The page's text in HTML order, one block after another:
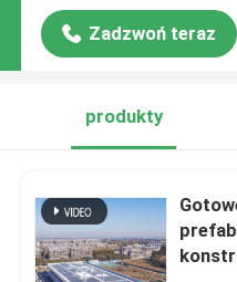
Zadzwoń teraz
produkty